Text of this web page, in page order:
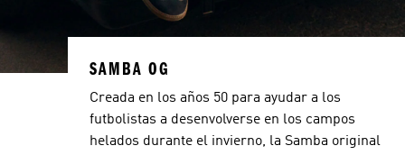
SAMBA OG
Creada en los años 50 para ayudar a los
futbolistas a desenvolverse en los campos
helados durante el invierno, la Samba original